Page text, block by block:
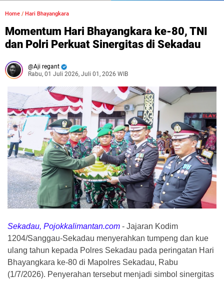
Home / Hari Bhayangkara
Momentum Hari Bhayangkara ke-80, TNI
dan Polri Perkuat Sinergitas di Sekadau
Aji regant
Rabu, 01 Juli 2026, Juli 01, 2026 WIB
Sekadau, Pojokkalimantan.com - Jajaran Kodim
1204/Sanggau-Sekadau menyerahkan tumpeng dan kue
ulang tahun kepada Polres Sekadau pada peringatan Hari
Bhayangkara ke-80 di Mapolres Sekadau, Rabu
(1/7/2026). Penyerahan tersebut menjadi simbol sinergitas